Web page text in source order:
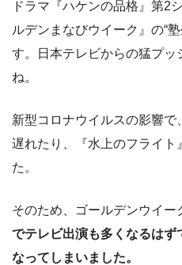
ドラマ『ハケンの品格』第2
ルデンまなびウイーク』の“
す。日本テレビからの猛プ
ね。
新型コロナウイルスの影響
遅れたり、『水上のフライト
た。
そのため、ゴールデンウイー
でテレビ出演も多くなるはず
なってしまいました。